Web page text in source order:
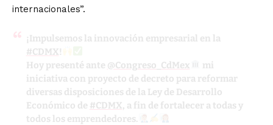
internacionales”.
¡Impulsemos la innovación empresarial en la
#CDMX!
Hoy presenté ante @Congreso_CdMex
mi
iniciativa con proyecto de decreto para reformar
diversas disposiciones de la Ley de Desarrollo
Económico de #CDMX, a fin de fortalecer a todas y
todos los emprendedores.